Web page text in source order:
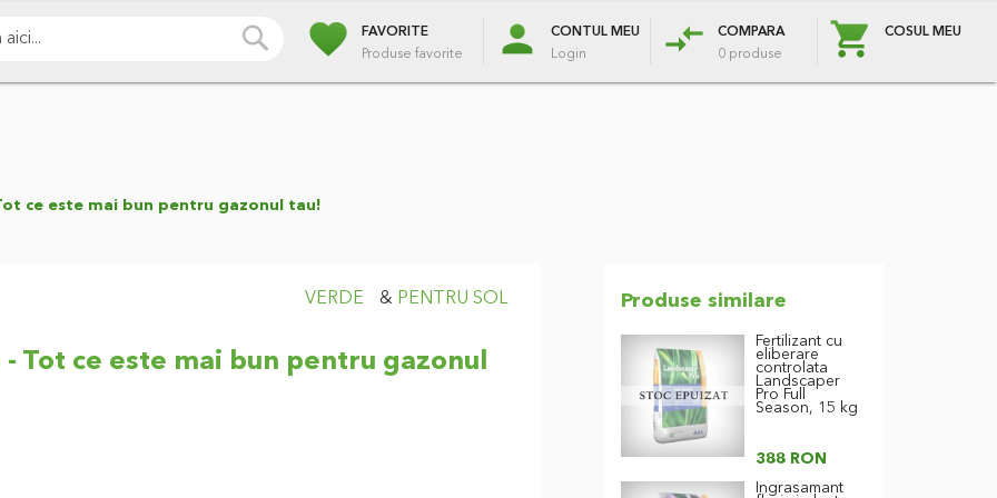
CAUTAfavorite
FAVORITE
Produse favorite
person
CONTUL MEU
Login
compare_arrows
COMPARA
0 produse
COSUL MEU
Iazuri Pulverizare Protectie plante Flori & plante Zapada
ce este mai bun pentru gazonul tau!
VERDE & PENTRU SOL
Tot ce este mai bun pentru gazonul
Produse similare
Fertilizant cu
eliberare
controlata
Landscaper
Pro Full
Season, 15 kg
388 RON
Ingrasamant